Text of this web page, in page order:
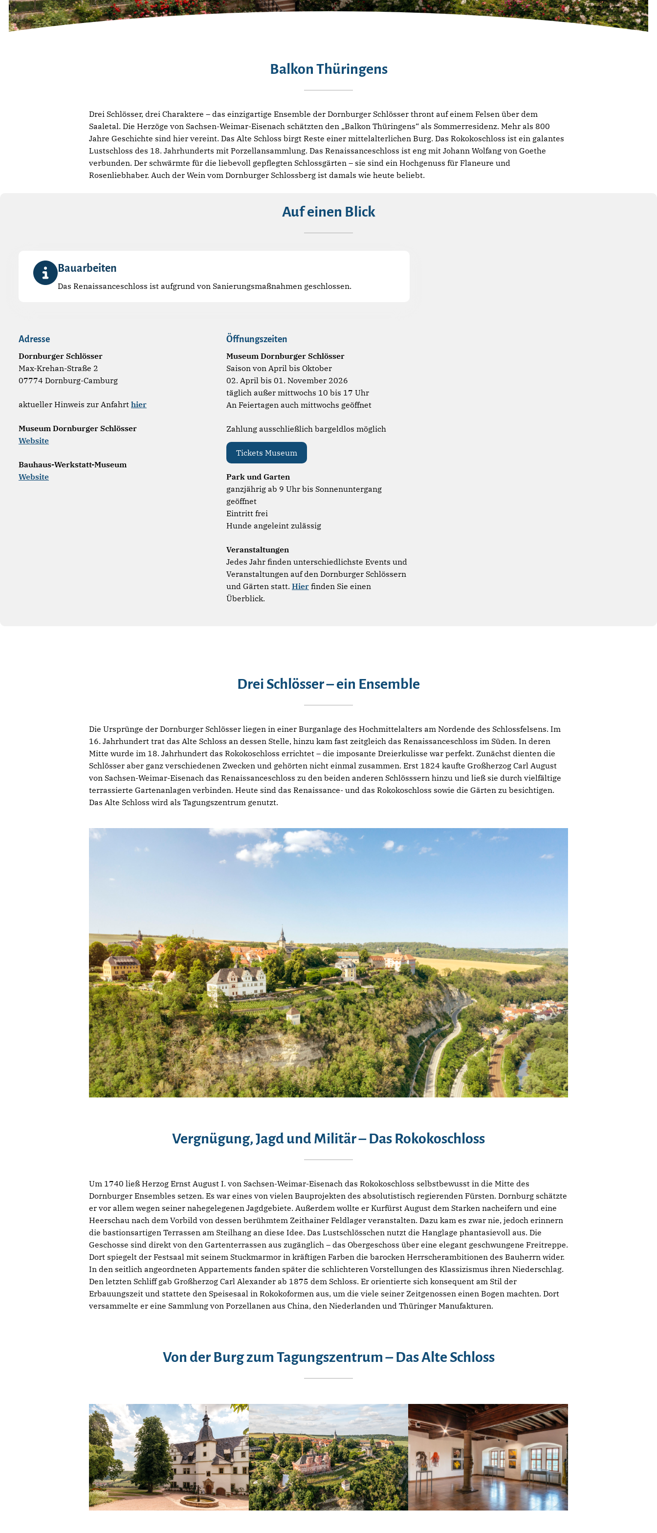
Balkon Thüringens
Drei Schlösser, drei Charaktere – das einzigartige Ensemble der Dornburger Schlösser thront auf einem Felsen über dem
Saaletal. Die Herzöge von Sachsen-Weimar-Eisenach schätzten den „Balkon Thüringens“ als Sommerresidenz. Mehr als 800
Jahre Geschichte sind hier vereint. Das Alte Schloss birgt Reste einer mittelalterlichen Burg. Das Rokokoschloss ist ein galantes
Lustschloss des 18. Jahrhunderts mit Porzellansammlung. Das Renaissanceschloss ist eng mit Johann Wolfang von Goethe
verbunden. Der schwärmte für die liebevoll gepflegten Schlossgärten – sie sind ein Hochgenuss für Flaneure und
Rosenliebhaber. Auch der Wein vom Dornburger Schlossberg ist damals wie heute beliebt.
Auf einen Blick
Bauarbeiten
Das Renaissanceschloss ist aufgrund von Sanierungsmaßnahmen geschlossen.
Adresse
Dornburger Schlösser
Max-Krehan-Straße 2
07774 Dornburg-Camburg
aktueller Hinweis zur Anfahrt hier
Museum Dornburger Schlösser
Website
Bauhaus-Werkstatt-Museum
Website
Öffnungszeiten
Museum Dornburger Schlösser
Saison von April bis Oktober
02. April bis 01. November 2026
täglich außer mittwochs 10 bis 17 Uhr
An Feiertagen auch mittwochs geöffnet
Zahlung ausschließlich bargeldlos möglich
Tickets Museum
Park und Garten
ganzjährig ab 9 Uhr bis Sonnenuntergang
geöffnet
Eintritt frei
Hunde angeleint zulässig
Veranstaltungen
Jedes Jahr finden unterschiedlichste Events und
Veranstaltungen auf den Dornburger Schlössern
und Gärten statt. Hier finden Sie einen
Überblick.
Drei Schlösser – ein Ensemble
Die Ursprünge der Dornburger Schlösser liegen in einer Burganlage des Hochmittelalters am Nordende des Schlossfelsens. Im
16. Jahrhundert trat das Alte Schloss an dessen Stelle, hinzu kam fast zeitgleich das Renaissanceschloss im Süden. In deren
Mitte wurde im 18. Jahrhundert das Rokokoschloss errichtet – die imposante Dreierkulisse war perfekt. Zunächst dienten die
Schlösser aber ganz verschiedenen Zwecken und gehörten nicht einmal zusammen. Erst 1824 kaufte Großherzog Carl August
von Sachsen-Weimar-Eisenach das Renaissanceschloss zu den beiden anderen Schlösssern hinzu und ließ sie durch vielfältige
terrassierte Gartenanlagen verbinden. Heute sind das Renaissance- und das Rokokoschloss sowie die Gärten zu besichtigen.
Das Alte Schloss wird als Tagungszentrum genutzt.
Vergnügung, Jagd und Militär – Das Rokokoschloss
Um 1740 ließ Herzog Ernst August I. von Sachsen-Weimar-Eisenach das Rokokoschloss selbstbewusst in die Mitte des
Dornburger Ensembles setzen. Es war eines von vielen Bauprojekten des absolutistisch regierenden Fürsten. Dornburg schätzte
er vor allem wegen seiner nahegelegenen Jagdgebiete. Außerdem wollte er Kurfürst August dem Starken nacheifern und eine
Heerschau nach dem Vorbild von dessen berühmtem Zeithainer Feldlager veranstalten. Dazu kam es zwar nie, jedoch erinnern
die bastionsartigen Terrassen am Steilhang an diese Idee. Das Lustschlösschen nutzt die Hanglage phantasievoll aus. Die
Geschosse sind direkt von den Gartenterrassen aus zugänglich – das Obergeschoss über eine elegant geschwungene Freitreppe.
Dort spiegelt der Festsaal mit seinem Stuckmarmor in kräftigen Farben die barocken Herrscherambitionen des Bauherrn wider.
In den seitlich angeordneten Appartements fanden später die schlichteren Vorstellungen des Klassizismus ihren Niederschlag.
Den letzten Schliff gab Großherzog Carl Alexander ab 1875 dem Schloss. Er orientierte sich konsequent am Stil der
Erbauungszeit und stattete den Speisesaal in Rokokoformen aus, um die viele seiner Zeitgenossen einen Bogen machten. Dort
versammelte er eine Sammlung von Porzellanen aus China, den Niederlanden und Thüringer Manufakturen.
Von der Burg zum Tagungszentrum – Das Alte Schloss